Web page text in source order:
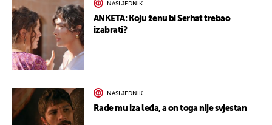
NASLJEDNIK
ANKETA: Koju ženu bi Serhat trebao
izabrati?
NASLJEDNIK
Rade mu iza leđa, a on toga nije svjestan